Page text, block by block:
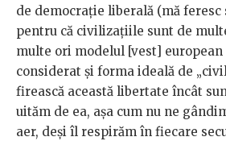
de democrație liberală (mă feresc
pentru că civilizațiile sunt de
multe ori modelul [vest]
considerat și forma ideală de
firească această libertate încât
uităm de ea, așa cum nu ne
aer, deși îl respirăm în fiecare